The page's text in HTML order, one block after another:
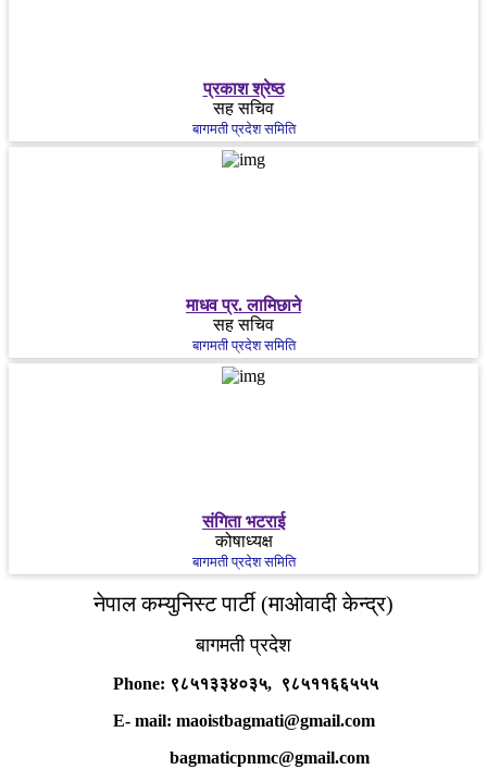
प्रकाश श्रेष्ठ
सह सचिव
बागमती प्रदेश समिति
माधव प्र. लामिछाने
सह सचिव
बागमती प्रदेश समिति
संगिता भटराई
कोषाध्यक्ष
बागमती प्रदेश समिति
नेपाल कम्युनिस्ट पार्टी (माओवादी केन्द्र)
बागमती प्रदेश
Phone: ९८५१३३४०३५, ९८५११६६५५५
E- mail: maoistbagmati@gmail.com
bagmaticpnmc@gmail.com